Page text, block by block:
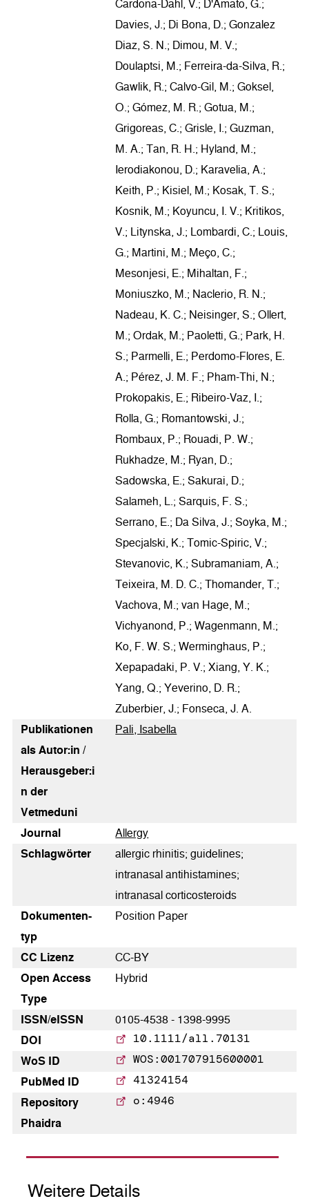
Cardona-Dahl, V.; D'Amato, G.;
Davies, J.; Di Bona, D.; Gonzalez
Diaz, S. N.; Dimou, M. V.;
Doulaptsi, M.; Ferreira-da-Silva, R.;
Gawlik, R.; Calvo-Gil, M.; Goksel,
O.; Gómez, M. R.; Gotua, M.;
Grigoreas, C.; Grisle, I.; Guzman,
M. A.; Tan, R. H.; Hyland, M.;
Ierodiakonou, D.; Karavelia, A.;
Keith, P.; Kisiel, M.; Kosak, T. S.;
Kosnik, M.; Koyuncu, I. V.; Kritikos,
V.; Litynska, J.; Lombardi, C.; Louis,
G.; Martini, M.; Meço, C.;
Mesonjesi, E.; Mihaltan, F.;
Moniuszko, M.; Naclerio, R. N.;
Nadeau, K. C.; Neisinger, S.; Ollert,
M.; Ordak, M.; Paoletti, G.; Park, H.
S.; Parmelli, E.; Perdomo-Flores, E.
A.; Pérez, J. M. F.; Pham-Thi, N.;
Prokopakis, E.; Ribeiro-Vaz, I.;
Rolla, G.; Romantowski, J.;
Rombaux, P.; Rouadi, P. W.;
Rukhadze, M.; Ryan, D.;
Sadowska, E.; Sakurai, D.;
Salameh, L.; Sarquis, F. S.;
Serrano, E.; Da Silva, J.; Soyka, M.;
Specjalski, K.; Tomic-Spiric, V.;
Stevanovic, K.; Subramaniam, A.;
Teixeira, M. D. C.; Thomander, T.;
Vachova, M.; van Hage, M.;
Vichyanond, P.; Wagenmann, M.;
Ko, F. W. S.; Werminghaus, P.;
Xepapadaki, P. V.; Xiang, Y. K.;
Yang, Q.; Yeverino, D. R.;
Zuberbier, J.; Fonseca, J. A.
Publikationen
als Autor:in /
Herausgeber:i
n der
Vetmeduni
Pali, Isabella
Journal
Allergy
Schlagwörter
allergic rhinitis; guidelines;
intranasal antihistamines;
intranasal corticosteroids
Dokumenten­
typ
Position Paper
CC Lizenz
CC-BY
Open Access
Type
Hybrid
ISSN/eISSN
0105-4538 - 1398-9995
DOI
10.1111/all.70131
WoS ID WOS:001707915600001
PubMed ID 41324154
Repository
Phaidra
o:4946
Weitere Details